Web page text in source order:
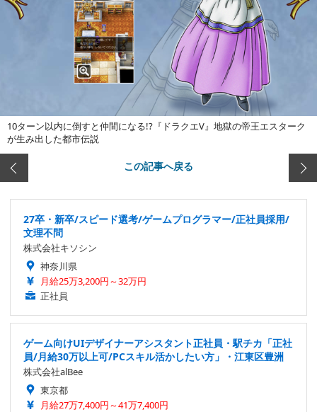
10ターン以内に倒すと仲間になる!?『ドラクエV』地獄の帝王エスターク
が生み出した都市伝説
この記事へ戻る
27卒・新卒/スピード選考/ゲームプログラマー/正社員採用/
文理不問
株式会社キソシン
神奈川県
月給25万3,200円～32万円
正社員
ゲーム向けUIデザイナーアシスタント正社員・駅チカ「正社
員/月給30万以上可/PCスキル活かしたい方」・江東区豊洲
株式会社alBee
東京都
月給27万7,400円～41万7,400円